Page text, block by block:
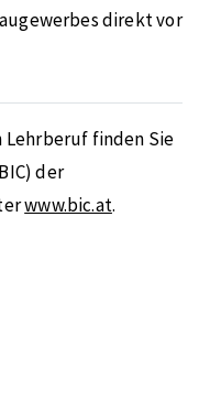
direkt vor
Lehrberuf finden Sie
der
www.bic.at.